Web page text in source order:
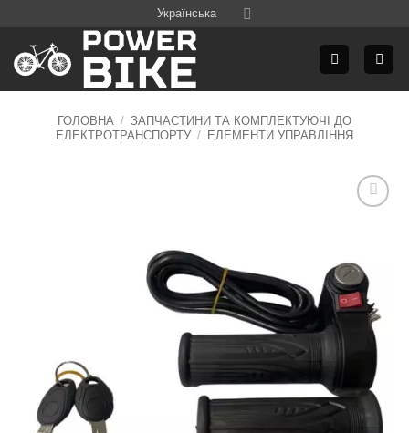
content
Українська
ГОЛОВНА / ЗАПЧАСТИНИ ТА КОМПЛЕКТУЮЧІ ДО
ЕЛЕКТРОТРАНСПОРТУ / ЕЛЕМЕНТИ УПРАВЛІННЯ
бажань